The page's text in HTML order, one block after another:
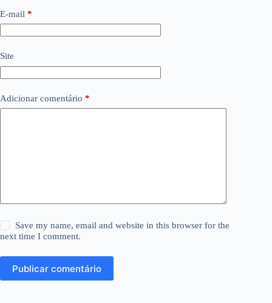
E-mail *
Site
Adicionar comentário *
Save my name, email and website in this browser for the
next time I comment.
Publicar comentário